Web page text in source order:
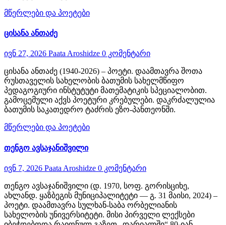
მწერლები და პოეტები
ცისანა ანთაძე
ივნ 27, 2026 Paata Aroshidze 0 კომენტარი
ცისანა ანთაძე (1940-2026) – პოეტი. დაამთავრა შოთა
რუსთაველის სახელობის ბათუმის სახელმწიფო
პედაგოგიური ინსტუტუტი მათემატიკის სპეციალობით.
გამოცემული აქვს პოეტური კრებულები. დაკრძალულია
ბათუმის საკათედრო ტაძრის ეზო-პანთეონში.
მწერლები და პოეტები
თენგო ავსაჯანიშვილი
ივნ 7, 2026 Paata Aroshidze 0 კომენტარი
თენგო ავსაჯანიშვილი (დ. 1970, სოფ. გორისციხე,
ახლანდ. ყაზბეგის მუნიციპალიტეტი — გ. 31 მაისი, 2024) –
პოეტი. დაამთავრა სულხან-საბა ორბელიანის
სახელობის უნივერსიტეტი. მისი პირველი ლექსები